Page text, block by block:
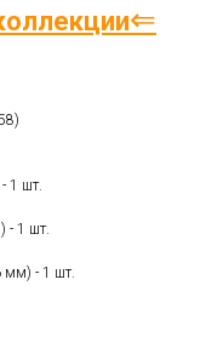
⇐
1 шт.
- 1 шт.
мм) - 1 шт.